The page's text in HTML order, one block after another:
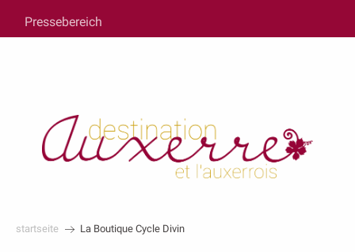
contenu
principal
Pressebereich
startseite La Boutique Cycle Divin